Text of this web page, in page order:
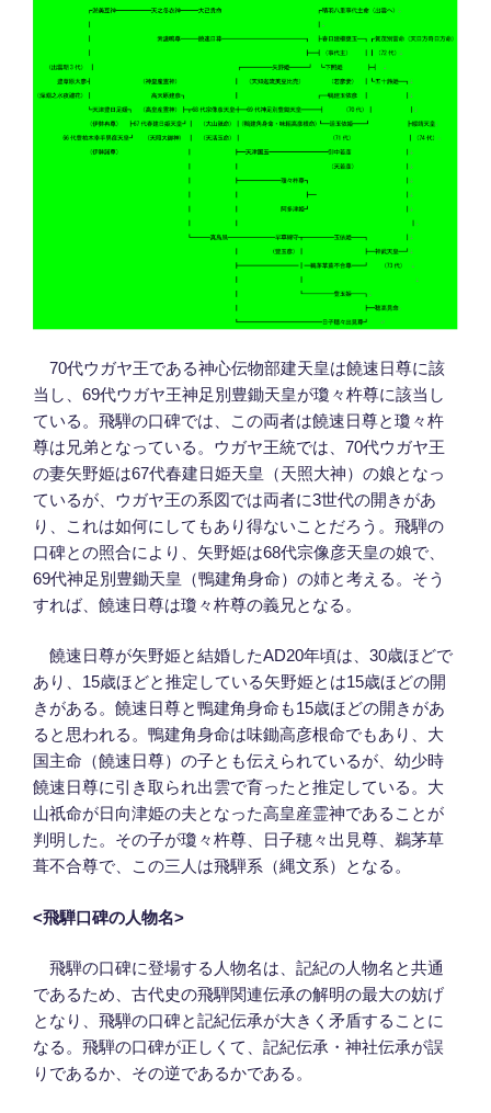
70代ウガヤ王である神心伝物部建天皇は饒速日尊に該
当し、69代ウガヤ王神足別豊鋤天皇が瓊々杵尊に該当し
ている。飛騨の口碑では、この両者は饒速日尊と瓊々杵
尊は兄弟となっている。ウガヤ王統では、70代ウガヤ王
の妻矢野姫は67代春建日姫天皇（天照大神）の娘となっ
ているが、ウガヤ王の系図では両者に3世代の開きがあ
り、これは如何にしてもあり得ないことだろう。飛騨の
口碑との照合により、矢野姫は68代宗像彦天皇の娘で、
69代神足別豊鋤天皇（鴨建角身命）の姉と考える。そう
すれば、饒速日尊は瓊々杵尊の義兄となる。
饒速日尊が矢野姫と結婚したAD20年頃は、30歳ほどで
あり、15歳ほどと推定している矢野姫とは15歳ほどの開
きがある。饒速日尊と鴨建角身命も15歳ほどの開きがあ
ると思われる。鴨建角身命は味鋤高彦根命でもあり、大
国主命（饒速日尊）の子とも伝えられているが、幼少時
饒速日尊に引き取られ出雲で育ったと推定している。大
山祇命が日向津姫の夫となった高皇産霊神であることが
判明した。その子が瓊々杵尊、日子穂々出見尊、鵜茅草
葺不合尊で、この三人は飛騨系（縄文系）となる。
<飛騨口碑の人物名>
飛騨の口碑に登場する人物名は、記紀の人物名と共通
であるため、古代史の飛騨関連伝承の解明の最大の妨げ
となり、飛騨の口碑と記紀伝承が大きく矛盾することに
なる。飛騨の口碑が正しくて、記紀伝承・神社伝承が誤
りであるか、その逆であるかである。